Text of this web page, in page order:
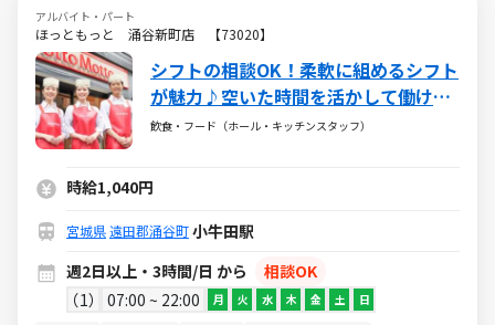
アルバイト・パート
ほっともっと 涌谷新町店 【73020】
シフトの相談OK！柔軟に組めるシフト
が魅力♪空いた時間を活かして働けま
す♪
飲食・フード（ホール・キッチンスタッフ）
時給1,040円
宮城県遠田郡涌谷町小牛田駅
週2日以上・3時間/日 から
相談OK
1
07:00 ~ 22:00 月 火 水 木 金 土 日